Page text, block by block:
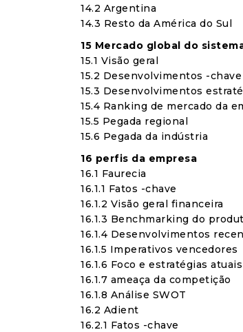
14.2 Argentina
14.3 Resto da América do Sul
15 Mercado global do
15.1 Visão geral
15.2 Desenvolvimentos -chave
15.3 Desenvolvimentos
15.4 Ranking de mercado da
15.5 Pegada regional
15.6 Pegada da indústria
16 perfis da empresa
16.1 Faurecia
16.1.1 Fatos -chave
16.1.2 Visão geral financeira
16.1.3 Benchmarking do
16.1.4 Desenvolvimentos
16.1.5 Imperativos vencedores
16.1.6 Foco e estratégias atuais
16.1.7 ameaça da competição
16.1.8 Análise SWOT
16.2 Adient
16.2.1 Fatos -chave